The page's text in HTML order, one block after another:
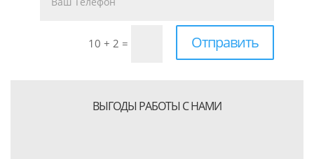
10 + 2 = Отправить
ВЫГОДЫ РАБОТЫ С НАМИ